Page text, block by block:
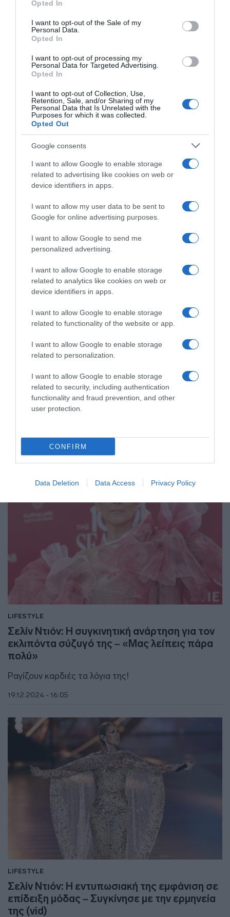
use your data for below specified purposes in below Google
consent section.
Opted In
I want to opt-out of the Sale of my
Personal Data.
Opted In
I want to opt-out of processing my
Personal Data for Targeted Advertising.
Opted In
I want to opt-out of Collection, Use,
Retention, Sale, and/or Sharing of my
Personal Data that Is Unrelated with the
Purposes for which it was collected.
Opted Out
Google consents
I want to allow Google to enable storage
related to advertising like cookies on web or
device identifiers in apps.
I want to allow my user data to be sent to
Google for online advertising purposes.
I want to allow Google to send me
personalized advertising.
I want to allow Google to enable storage
related to analytics like cookies on web or
device identifiers in apps.
I want to allow Google to enable storage
related to functionality of the website or app.
I want to allow Google to enable storage
related to personalization.
I want to allow Google to enable storage
related to security, including authentication
functionality and fraud prevention, and other
user protection.
CONFIRM
Data Deletion Data Access Privacy Policy
LIFESTYLE
Eurovision 2025: Η Σελίν Ντιόν θα εμφανιστεί
στον διαγωνισμό; «Φουντώνουν» τα σενάρια
Είχε φέρει τη νίκη για την Ελβετία το 1988 με το
07.05.2025 - 14:37
2025 – «Ας πιούμε στις ατελείωτες ευκαιρίες
του επόμενου έτους»
Το συγκινητικό μήνυμα που έστειλε στους θαυμαστές
02.01.2025 - 14:02
LIFESTYLE
Σελίν Ντιόν: Η συγκινητική ανάρτηση για τον
εκλιπόντα σύζυγό της – «Μας λείπεις πάρα
πολύ»
Ραγίζουν καρδιές τα λόγια της!
19.12.2024 - 16:05
LIFESTYLE
Σελίν Ντιόν: Η εντυπωσιακή της εμφάνιση σε
επίδειξη μόδας – Συγκίνησε με την ερμηνεία
της (vid)